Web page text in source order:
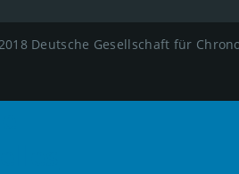
Deutsche Gesellschaft für